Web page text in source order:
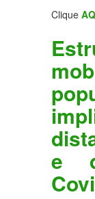
Clique
e